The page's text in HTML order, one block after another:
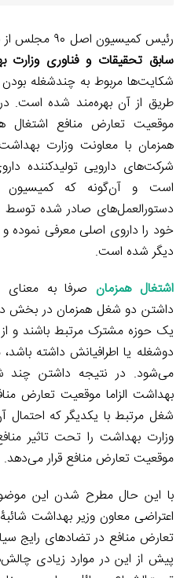
رئیس کمیسیون اصل ۹۰ مجلس از بررسی
سابق تحقیقات و فناوری وزارت
شکایت‌ها مربوط به چندشغله
طریق از آن بهره‌مند شده است.
موقعیت تعارض منافع اشتغال
همزمان با معاونت وزارت
دستورالعمل‌های صادر شده
خود را داروی اصلی معرفی
دیگر شده است.
اشتغال همزمان صرفا به
داشتن دو شغل همزمان در بخش
یک حوزه مشترک مرتبط باشند و از
دوشغله یا اطرافیانش داشته
می‌شود. در نتیجه داشتن چند
بهداشت الزاما موقعیت تعارض
شغل مرتبط با یکدیگر که احتمال
وزارت بهداشت را تحت تاثیر
موقعیت تعارض منافع قرار می‌دهد.
با این حال مطرح شدن این
اعتراضی معاون وزیر بهداشت
تعارض منافع در تضادهای رایج
پیش از این در موارد زیادی